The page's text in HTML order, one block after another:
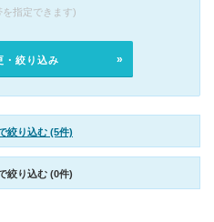
指定できます)
・絞り込み
絞り込む (5件)
絞り込む (0件)